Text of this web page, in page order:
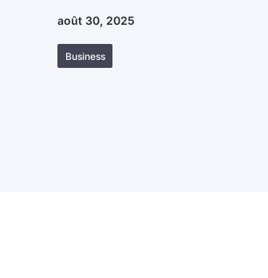
août 30, 2025
Business